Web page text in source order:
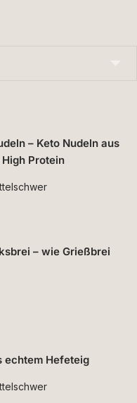
– Keto Nudeln aus
Protein
– wie Grießbrei
echtem Hefeteig